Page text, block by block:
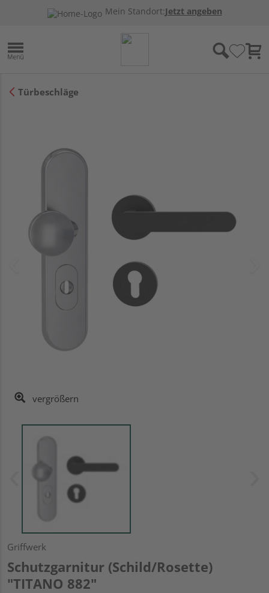
Mein Standort:Jetzt angeben
Türbeschläge
vergrößern
Griffwerk
Schutzgarnitur (Schild/Rosette)
"TITANO 882"